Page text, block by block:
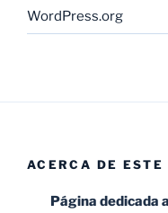
WordPress.org
ACERCA DE ESTE
Página dedicada